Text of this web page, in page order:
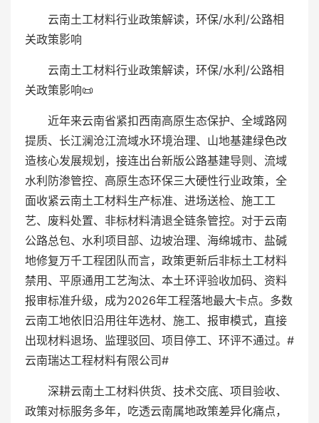
云南土工材料行业政策解读，环保/水利/公路相
关政策影响
云南土工材料行业政策解读，环保/水利/公路相
关政策影响📜
近年来云南省紧扣西南高原生态保护、全域路网
提质、长江澜沧江流域水环境治理、山地基建绿色改
造核心发展规划，接连出台新版公路基建导则、流域
水利防渗管控、高原生态环保三大硬性行业政策，全
面收紧云南土工材料生产标准、进场送检、施工工
艺、废料处置、非标材料清退全链条管控。对于云南
公路总包、水利项目部、边坡治理、海绵城市、盐碱
地修复万千工程团队而言，政策更新后非标土工材料
禁用、平原通用工艺淘汰、本土环评验收加码、资料
报审标准升级，成为2026年工程落地最大卡点。多数
云南工地依旧沿用往年选材、施工、报审模式，直接
出现材料退场、监理驳回、项目停工、环评不通过。#
云南瑞达工程材料有限公司#
深耕云南土工材料供货、技术交底、项目验收、
政策对标服务多年，吃透云南属地政策差异化痛点，